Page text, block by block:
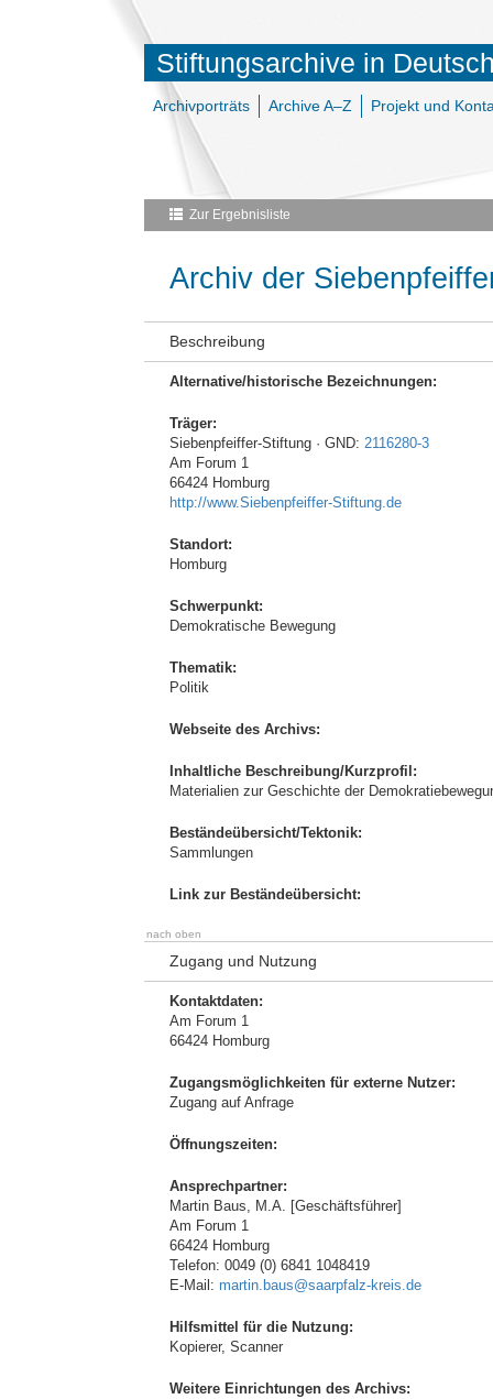
Stiftungsarchive in
Archivporträts Archive A–Z Projekt und
Zur Ergebnisliste
Archiv der
Beschreibung
Alternative/historische Bezeichnungen:
Träger:
Siebenpfeiffer-Stiftung · GND: 2116280-3
Am Forum 1
66424 Homburg
http://www.Siebenpfeiffer-Stiftung.de
Standort:
Homburg
Schwerpunkt:
Demokratische Bewegung
Thematik:
Politik
Webseite des Archivs:
Inhaltliche Beschreibung/Kurzprofil:
Materialien zur Geschichte der
Beständeübersicht/Tektonik:
Sammlungen
Link zur Beständeübersicht:
nach oben
Zugang und Nutzung
Kontaktdaten:
Am Forum 1
66424 Homburg
Zugangsmöglichkeiten für externe Nutzer:
Zugang auf Anfrage
Öffnungszeiten:
Ansprechpartner:
Martin Baus, M.A. [Geschäftsführer]
Am Forum 1
66424 Homburg
Telefon: 0049 (0) 6841 1048419
E-Mail: martin.baus@saarpfalz-kreis.de
Hilfsmittel für die Nutzung:
Kopierer, Scanner
Weitere Einrichtungen des Archivs: